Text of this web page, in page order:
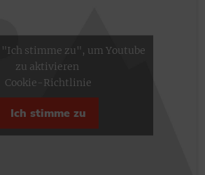
stimme zu", um Youtube
zu aktivieren
Cookie-Richtlinie
Ich stimme zu